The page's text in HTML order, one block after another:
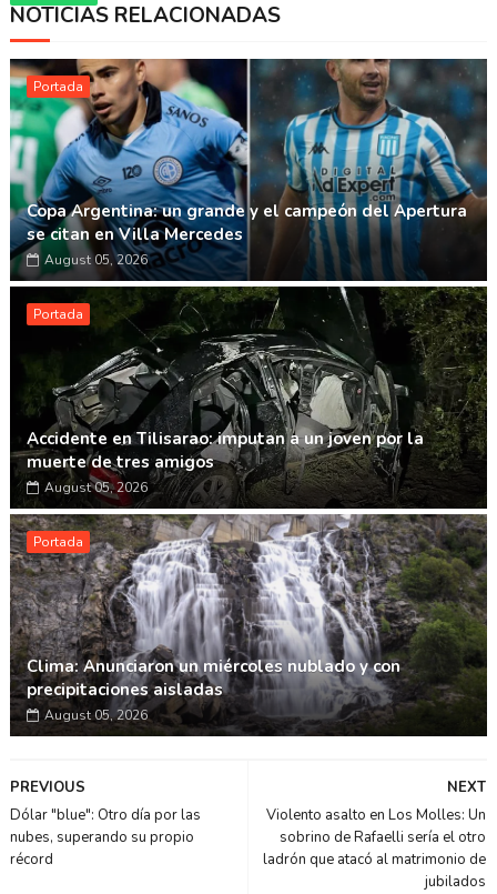
Whatsapp
NOTICIAS RELACIONADAS
Portada
Copa Argentina: un grande y el campeón del Apertura
se citan en Villa Mercedes
August 05, 2026
Portada
Accidente en Tilisarao: imputan a un joven por la
muerte de tres amigos
August 05, 2026
Portada
Clima: Anunciaron un miércoles nublado y con
precipitaciones aisladas
August 05, 2026
NEXT
Violento asalto en Los Molles: Un
sobrino de Rafaelli sería el otro
ladrón que atacó al matrimonio de
jubilados
PREVIOUS
Dólar "blue": Otro día por las
nubes, superando su propio
récord